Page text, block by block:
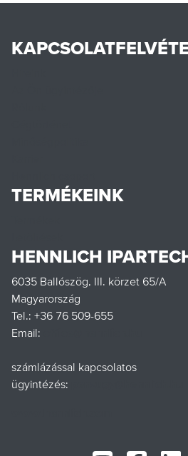
TERMÉKEINK
HENNLICH
6035 Ballószög, III. körzet 65/A
Magyarország
Tel.: +36 76 509-655
Email:
számlázással kapcsolatos
ügyintézés: